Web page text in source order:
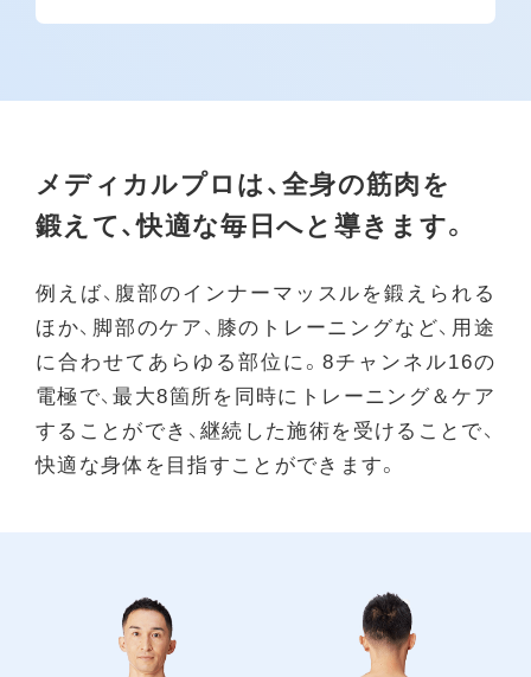
メディカルプロは、全身の筋肉を
鍛えて、快適な毎日へと導きます。
例えば、腹部のインナーマッスルを鍛えられる
ほか、脚部のケア、膝のトレーニングなど、用途
に合わせてあらゆる部位に。8チャンネル16の
電極で、最大8箇所を同時にトレーニング＆ケア
することができ、継続した施術を受けることで、
快適な身体を目指すことができます。